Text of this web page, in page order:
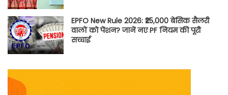
EPFO New Rule 2026: ₹25,000 बेसिक सैलरी
वालों को पेंशन? जानें नए PF नियम की पूरी
सच्चाई